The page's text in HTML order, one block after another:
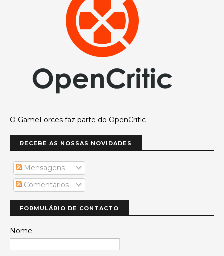
O GameForces faz parte do OpenCritic
RECEBE AS NOSSAS NOVIDADES
Mensagens
Comentários
FORMULÁRIO DE CONTACTO
Nome